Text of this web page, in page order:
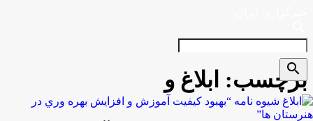
برچسب: ابلاغ و search